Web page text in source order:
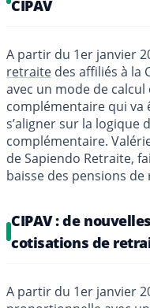
CIPAV
A partir du 1er janvier
retraite des affiliés à la
avec un mode de
complémentaire qui
s’aligner sur la logique
complémentaire.
de Sapiendo Retraite,
baisse des pensions
CIPAV : de
cotisations de
A partir du 1er janvier